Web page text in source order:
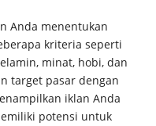
Anda menentukan
kriteria seperti
minat, hobi, dan
target pasar dengan
iklan Anda
potensi untuk